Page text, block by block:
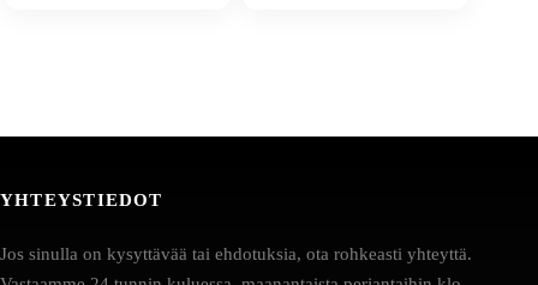
YHTEYSTIEDOT
Jos sinulla on kysyttävää tai ehdotuksia, ota rohkeasti yhteyttä.